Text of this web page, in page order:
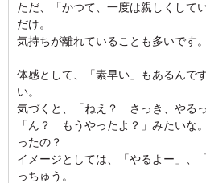
ただ、「かつて、一度は親しくして
だけ。
気持ちが離れていることも多いです。
体感として、「素早い」もあるんで
い。
気づくと、「ねえ？ さっき、やるっ
「ん？ もうやったよ？」みたい
ったの？
イメージとしては、「やるよー」、
っちゅう。